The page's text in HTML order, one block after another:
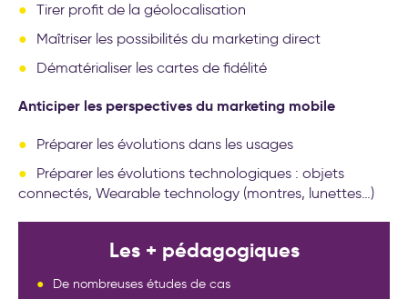
Tirer profit de la géolocalisation
Maîtriser les possibilités du marketing direct
Dématérialiser les cartes de fidélité
Anticiper les perspectives du marketing mobile
Préparer les évolutions dans les usages
Préparer les évolutions technologiques : objets
connectés, Wearable technology (montres, lunettes…)
Les + pédagogiques
De nombreuses études de cas